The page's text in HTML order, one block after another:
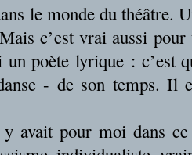
le monde du théâtre.
c’est vrai aussi
poète lyrique : c’est
- de son temps. Il
avait pour moi dans